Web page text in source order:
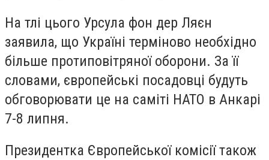
На тлі цього Урсула фон дер Ляєн
заявила, що Україні терміново необхідно
більше протиповітряної оборони. За її
словами, європейські посадовці будуть
обговорювати це на саміті НАТО в Анкарі
7-8 липня.
Президентка Європейської комісії також